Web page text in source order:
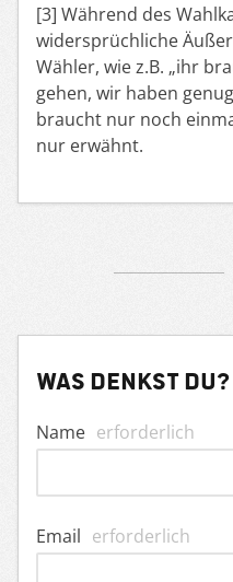
[3] Während des
widersprüchliche
Wähler, wie z.B. „ihr
gehen, wir haben
braucht nur noch
nur erwähnt.
Was denkst du?
Name erforderlich
Email erforderlich